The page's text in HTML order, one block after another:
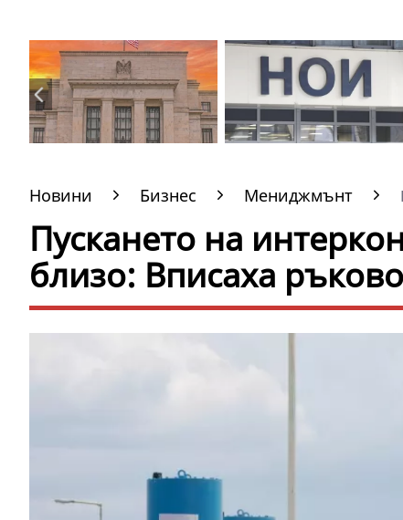
Новини Бизнес Мениджмънт
Пускането на
близо: Вписаха